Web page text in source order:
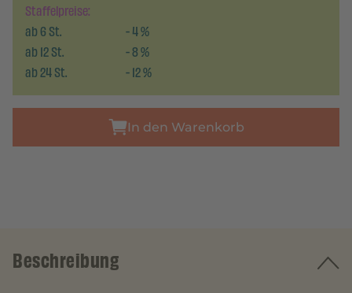
Staffelpreise:
ab6St. -4%
ab12St. -8%
ab24St. -12%
In den Warenkorb
Beschreibung